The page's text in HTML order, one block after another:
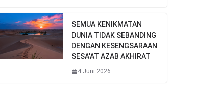
SEMUA KENIKMATAN
DUNIA TIDAK SEBANDING
DENGAN KESENGSARAAN
SESA’AT AZAB AKHIRAT
4 Juni 2026